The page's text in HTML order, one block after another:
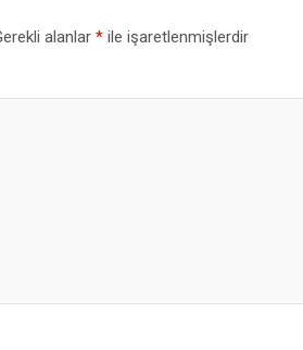
alanlar* ile işaretlenmişlerdir